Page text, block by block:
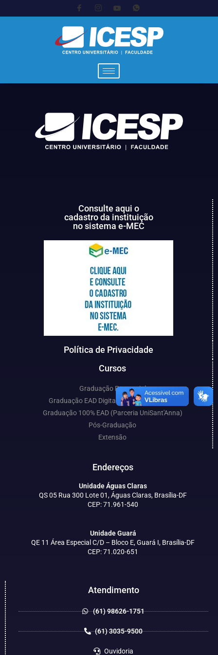
Consulte aqui o
cadastro da instituição
no sistema e-MEC
Política de Privacidade
Cursos
Graduação Presencial
Graduação EAD Digital (Parceria UniCESP)
Graduação 100% EAD (Parceria UniSant'Anna)
Pós-Graduação
Extensão
Endereços
Unidade Águas Claras
QS 05 Rua 300 Lote 01, Águas Claras, Brasília-DF
CEP: 71.961-540
Unidade Guará
QE 11 Área Especial C/D – Bloco E, Guará I, Brasília-DF
CEP: 71.020-651
Atendimento
(61) 98626-1751
(61) 3035-9500
Ouvidoria